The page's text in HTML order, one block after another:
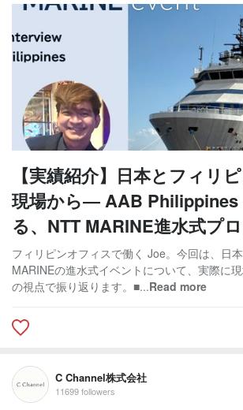
【実績紹介】日本とフィリ
現場から― AAB Philippines
る、NTT MARINE進水式プ
フィリピンオフィスで働く Joe。今回は、日
MARINEの進水式イベントについて、実際に
の視点で振り返ります。■...Read more
C Channel株式会社
11699 followers